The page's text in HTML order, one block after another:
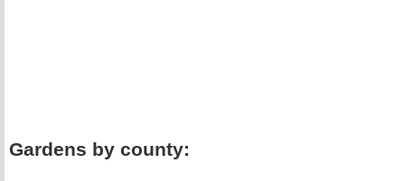
Gardens by county: